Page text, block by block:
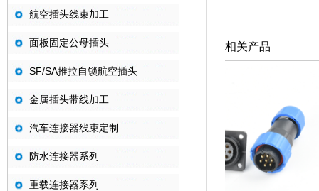
航空插头线束加工
面板固定公母插头
SF/SA推拉自锁航空插头
金属插头带线加工
汽车连接器线束定制
防水连接器系列
重载连接器系列
相关产品